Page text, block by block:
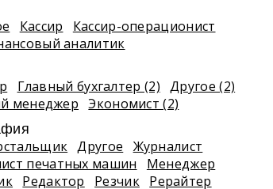
Кассир
Кассир-операционист
аналитик
Главный бухгалтер (2) Другое (2)
менеджер Экономист (2)
Другое
Журналист
печатных машин
Менеджер
Редактор Резчик Рерайтер